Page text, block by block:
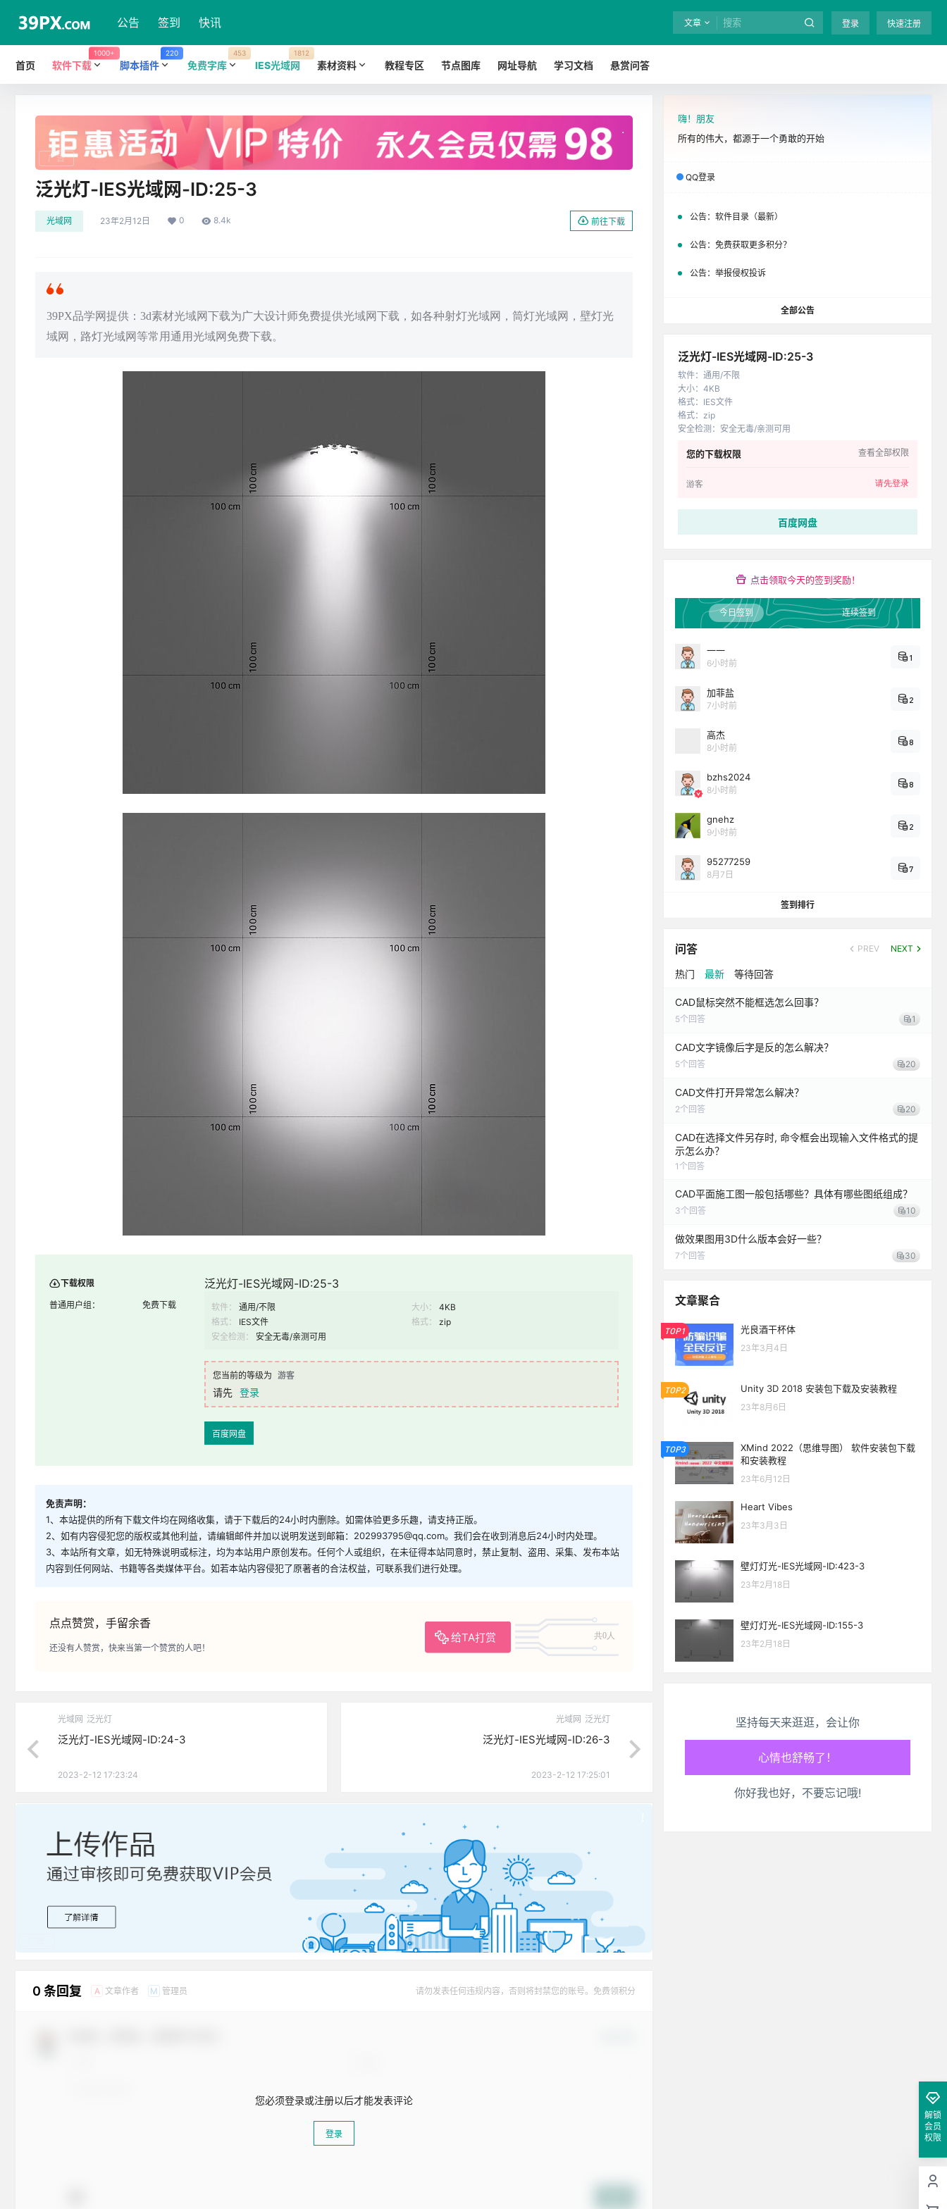
公告 签到 快讯 文章 登录 快速注册
首页 软件下载
1000+
脚本插件
220
免费字库
453
IES光域网
1812
素材资料 教程专区 节点图库 网址导航 学习文档 悬赏问答
. 全站终身免费下载！ 立即开通
广告
泛光灯-IES光域网-ID:25-3
光域网 23年2月12日 0 8.4k 前往下载
39PX品学网提供：3d素材光域网下载为广大设计师免费提供光域网下载，如各种射灯光域网，筒灯光域网，壁灯光
域网，路灯光域网等常用通用光域网免费下载。
下载权限
普通用户组： 免费下载
泛光灯-IES光域网-ID:25-3
软件： 通用/不限 大小：
4KB
格式：
IES文件 格式：
zip
安全检测：
安全无毒/亲测可用
您当前的等级为 游客
请先 登录
百度网盘
免责声明：
1、本站提供的所有下载文件均在网络收集，请于下载后的24小时内删除。如需体验更多乐趣，请支持正版。
2、如有内容侵犯您的版权或其他利益，请编辑邮件并加以说明发送到邮箱：202993795@qq.com。我们会在收到消息后24小时内处理。
3、本站所有文章，如无特殊说明或标注，均为本站用户原创发布。任何个人或组织，在未征得本站同意时，禁止复制、盗用、采集、发布本站
内容到任何网站、书籍等各类媒体平台。如若本站内容侵犯了原著者的合法权益，可联系我们进行处理。
点点赞赏，手留余香
给TA打赏 共0人
还没有人赞赏，快来当第一个赞赏的人吧！
光域网 泛光灯
泛光灯-IES光域网-ID:24-3
2023-2-12 17:23:24
光域网 泛光灯
泛光灯-IES光域网-ID:26-3
2023-2-12 17:25:01
0 条回复 A 文章作者 M 管理员 请勿发表任何违规内容，否则将封禁您的账号。免费领积分
您必须登录或注册以后才能发表评论
登录
嗨！朋友
所有的伟大，都源于一个勇敢的开始
QQ登录
公告： 软件目录（最新）
公告： 免费获取更多积分？
公告： 举报侵权投诉
全部公告
泛光灯-IES光域网-ID:25-3
软件： 通用/不限
大小： 4KB
格式： IES文件
格式： zip
安全检测 ： 安全无毒/亲测可用
您的下载权限 查看全部权限
游客 请先登录
百度网盘
点击领取今天的签到奖励！
今日签到 连续签到
一一
6小时前
1
加菲盐
7小时前
2
高杰
8小时前
8
bzhs2024
8小时前
8
gnehz
9小时前
2
95277259
8月7日
7
签到排行
问答 PREV NEXT
热门 最新 等待回答
CAD鼠标突然不能框选怎么回事？
5个回答 1
CAD文字镜像后字是反的怎么解决？
5个回答 20
CAD文件打开异常怎么解决？
2个回答 20
CAD在选择文件另存时, 命令框会出现输入文件格式的提
示怎么办？
1 个回答
CAD平面施工图一般包括哪些？具体有哪些图纸组成？
3个回答 10
做效果图用3D什么版本会好一些？
7个回答 30
文章聚合
TOP1 光良酒干杯体
23年3月4日
TOP2 Unity 3D 2018 安装包下载及安装教程
23年8月6日
TOP3
XMind 2022（思维导图） 软件安装包下载
和安装教程
23年6月12日
Heart Vibes
23年3月3日
壁灯灯光-IES光域网-ID:423-3
23年2月18日
壁灯灯光-IES光域网-ID:155-3
23年2月18日
坚持每天来逛逛，会让你
生活也美好了！
心情也舒畅了！
你好我也好，不要忘记哦!
解锁
会员
权限